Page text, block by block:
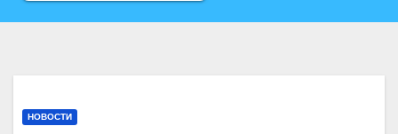
НОВОСТИ